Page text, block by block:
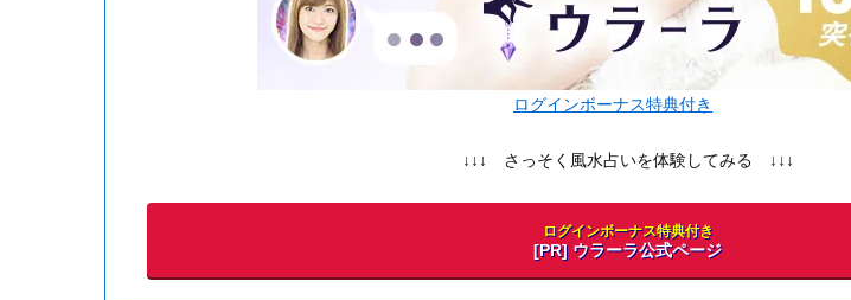
ログインボーナス特典付き
↓↓↓ さっそく風水占いを体験してみる ↓↓↓
ログインボーナス特典付き
[PR] ウラーラ公式ページ